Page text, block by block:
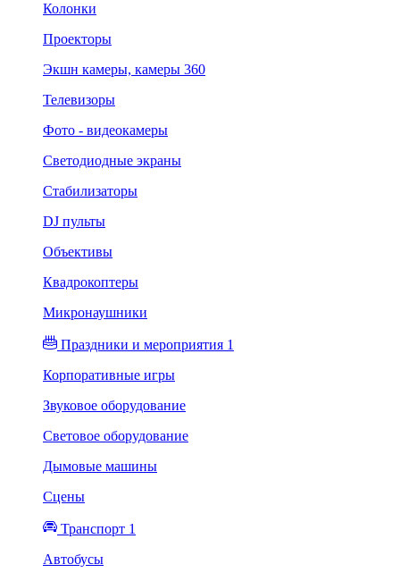
Колонки
Проекторы
Экшн камеры, камеры 360
Телевизоры
Фото - видеокамеры
Светодиодные экраны
Стабилизаторы
DJ пульты
Объективы
Квадрокоптеры
Микронаушники
Праздники и мероприятия 1
Корпоративные игры
Звуковое оборудование
Световое оборудование
Дымовые машины
Сцены
Транспорт 1
Автобусы